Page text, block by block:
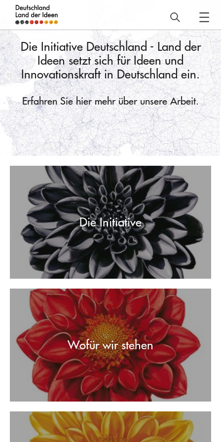
Deutschland
–
Land
der
Ideen
Über
uns
Die Initiative Deutschland - Land der
Ideen setzt sich für Ideen und
Innovationskraft in Deutschland ein.
Erfahren Sie hier mehr über unsere Arbeit.
Die Initiative
Wofür wir stehen